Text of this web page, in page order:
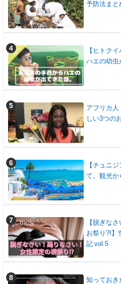
予防法まと
【ヒトク
ハエの幼虫
アフリカ人
しい3つの
【チュニ
て。観光か
【脱ぎな
お祭り?!】
記 vol.5
知っておき